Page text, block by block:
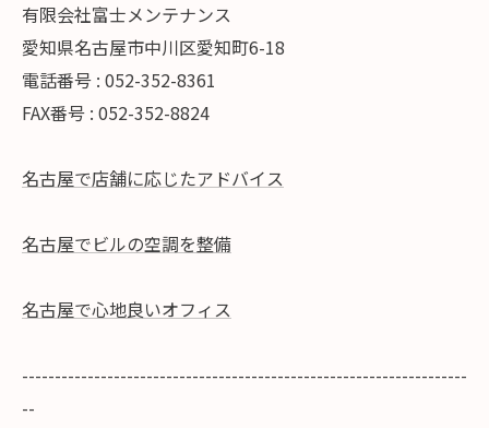
有限会社富士メンテナンス
愛知県名古屋市中川区愛知町6-18
電話番号 : 052-352-8361
FAX番号 : 052-352-8824
名古屋で店舗に応じたアドバイス
名古屋でビルの空調を整備
名古屋で心地良いオフィス
--------------------------------------------------------------------
--